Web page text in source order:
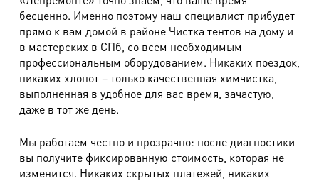
Кондиционер
100 руб.
Отбеливатель
100 руб.
Комплексная химчистка изделий из кожи и
замши
Рукавицы (овчина, плотная замша)
Головные уборы, капюшон (кожа, комбинир.)
740 руб.
бесценно. Именно поэтому наш специалист прибудет
прямо к вам домой в районе Чистка тентов на дому и
в мастерских в СПб, со всем необходимым
профессиональным оборудованием. Никаких поездок,
никаких хлопот – только качественная химчистка,
выполненная в удобное для вас время, зачастую,
даже в тот же день.
Мы работаем честно и прозрачно: после диагностики
вы получите фиксированную стоимость, которая не
изменится. Никаких скрытых платежей, никаких